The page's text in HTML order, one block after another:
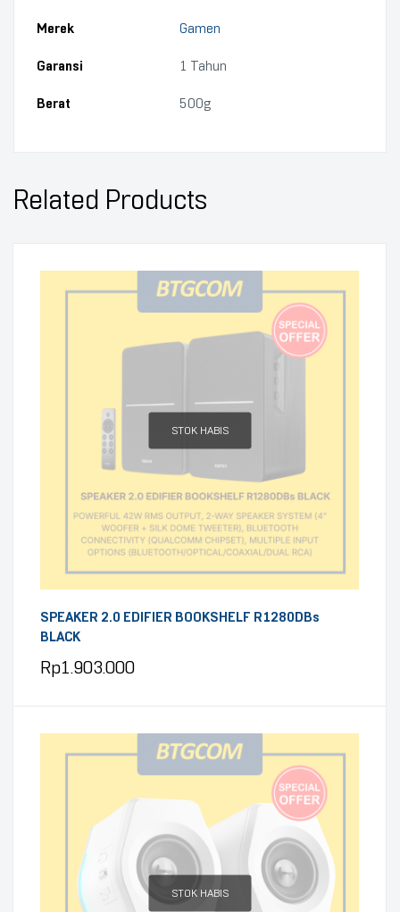
Merek Gamen
Garansi 1 Tahun
Berat 500g
Related Products
STOK HABIS
SPEAKER 2.0 EDIFIER BOOKSHELF R1280DBs
BLACK
Rp1.903.000
STOK HABIS